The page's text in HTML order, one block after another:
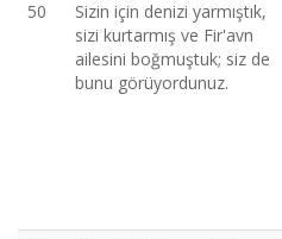
50
Sizin için denizi yarmıştık,
sizi kurtarmış ve Fir'avn
ailesini boğmuştuk; siz de
bunu görüyordunuz.